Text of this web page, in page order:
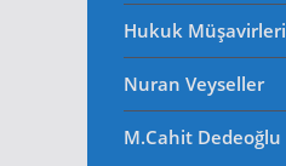
Hukuk Müşavirleri
Nuran Veyseller
M.Cahit Dedeoğlu